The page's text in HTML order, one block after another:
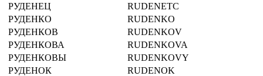
РУДЕНЕЦ
RUDENETC
РУДЕНКО
RUDENKO
РУДЕНКОВ
RUDENKOV
РУДЕНКОВА
RUDENKOVA
РУДЕНКОВЫ
RUDENKOVY
РУДЕНОК
RUDENOK